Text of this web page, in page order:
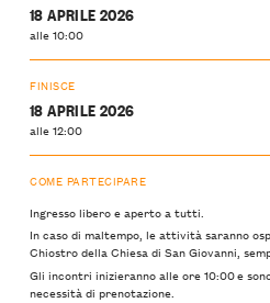
18 APRILE 2026
alle 10:00
FINISCE
18 APRILE 2026
alle 12:00
COME PARTECIPARE
Ingresso libero e aperto a tutti.
In caso di maltempo, le attività saranno
Chiostro della Chiesa di San Giovanni,
Gli incontri inizieranno alle ore 10:00 e
necessità di prenotazione.